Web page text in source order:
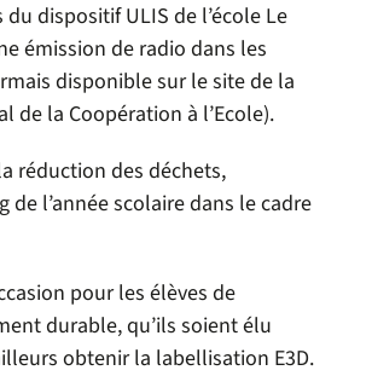
du dispositif ULIS de l’école Le
émission de radio dans les
disponible sur le site de la
de la Coopération à l’Ecole).
réduction des déchets,
l’année scolaire dans le cadre
pour les élèves de
durable, qu’ils soient élu
obtenir la labellisation E3D.